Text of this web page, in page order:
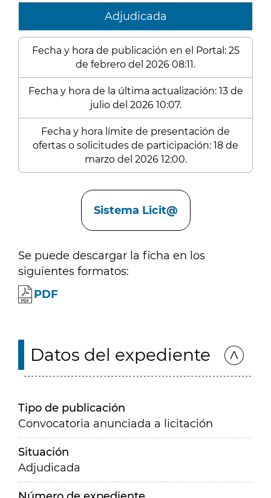
Adjudicada
Fecha y hora de publicación en el Portal: 25
de febrero del 2026 08:11.
Fecha y hora de la última actualización: 13 de
julio del 2026 10:07.
Fecha y hora límite de presentación de
ofertas o solicitudes de participación: 18 de
marzo del 2026 12:00.
Sistema Licit@
Se puede descargar la ficha en los
siguientes formatos:
PDF
Datos del expediente
Tipo de publicación
Convocatoria anunciada a licitación
Situación
Adjudicada